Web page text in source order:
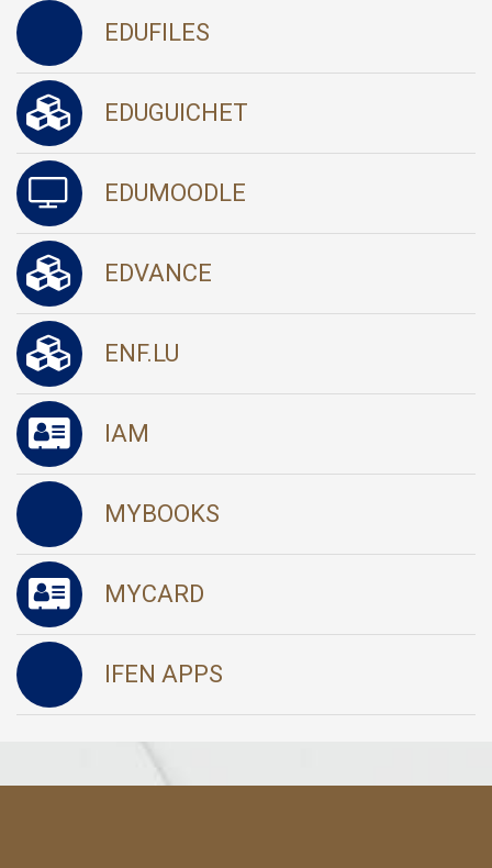
EDUFILES
EDUGUICHET
EDUMOODLE
EDVANCE
ENF.LU
IAM
MYBOOKS
MYCARD
IFEN APPS